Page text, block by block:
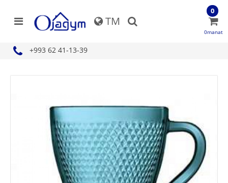
TM
+993 62 41-13-39
0
0manat